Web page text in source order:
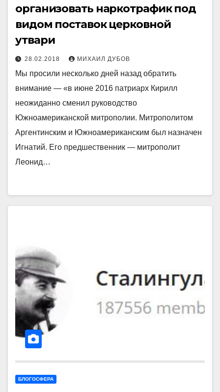
организовать наркотрафик под
видом поставок церковной
утвари
28.02.2018 МИХАИЛ ДУБОВ
Мы просили несколько дней назад обратить
внимание — «в июне 2016 патриарх Кирилл
неожиданно сменил руководство
Южноамериканской митрополии. Митрополитом
Аргентинским и Южноамериканским был назначен
Игнатий. Его предшественник — митрополит
Леонид…
БЛОГОСФЕРА